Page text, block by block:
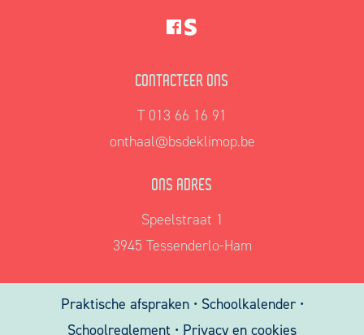
CONTACTEER ONS
T 013 66 16 91
onthaal@bsdeklimop.be
ONS ADRES
Speelstraat 1
3945 Tessenderlo-Ham
Praktische afspraken • Schoolkalender •
Schoolreglement • Privacy en cookies